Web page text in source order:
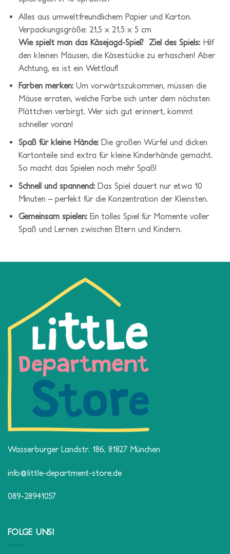
Alles aus umweltfreundlichem Papier und Karton.
Verpackungsgröße: 21,5 x 21,5 x 5 cm
Wie spielt man das Käsejagd-Spiel? Ziel des Spiels:Hilf
den kleinen Mäusen, die Käsestücke zu erhaschen! Aber
Achtung, es ist ein Wettlauf!
Farben merken:Um vorwärtszukommen, müssen die
Mäuse erraten, welche Farbe sich unter dem nächsten
Plättchen verbirgt. Wer sich gut erinnert, kommt
schneller voran!
Spaß für kleine Hände:Die großen Würfel und dicken
Kartonteile sind extra für kleine Kinderhände gemacht.
So macht das Spielen noch mehr Spaß!
Schnell und spannend:Das Spiel dauert nur etwa 10
Minuten – perfekt für die Konzentration der Kleinsten.
Gemeinsam spielen:Ein tolles Spiel für Momente voller
Spaß und Lernen zwischen Eltern und Kindern.
Wasserburger Landstr. 186, 81827 München
info@little-department-store.de
089-28941057
FOLGE UNS!